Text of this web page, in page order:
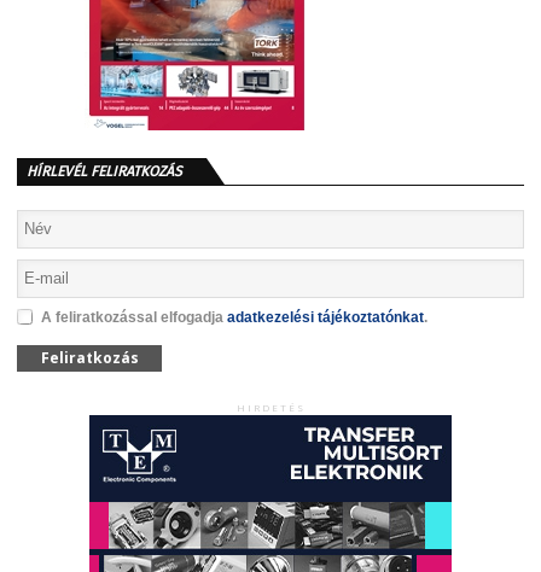
HÍRLEVÉL FELIRATKOZÁS
A feliratkozással elfogadja adatkezelési tájékoztatónkat.
Feliratkozás
HIRDETÉS